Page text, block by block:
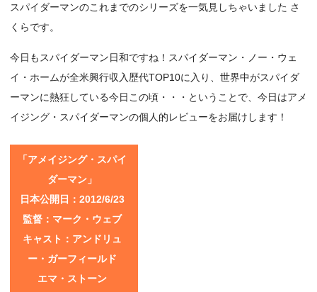
スパイダーマンのこれまでのシリーズを一気見しちゃいました さ
くらです。
今日もスパイダーマン日和ですね！スパイダーマン・ノー・ウェ
イ・ホームが全米興行収入歴代TOP10に入り、世界中がスパイダ
ーマンに熱狂している今日この頃・・・ということで、今日はアメ
イジング・スパイダーマンの個人的レビューをお届けします！
「アメイジング・スパイ
ダーマン」
日本公開日：2012/6/23
監督：マーク・ウェブ
キャスト：アンドリュ
ー・ガーフィールド
エマ・ストーン